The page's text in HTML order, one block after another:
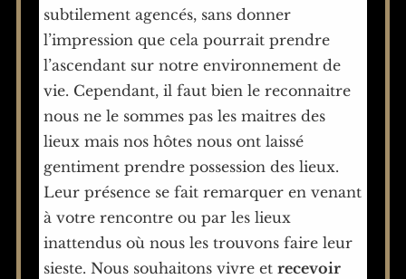
subtilement agencés, sans donner
l’impression que cela pourrait prendre
l’ascendant sur notre environnement de
vie. Cependant, il faut bien le reconnaitre
nous ne le sommes pas les maitres des
lieux mais nos hôtes nous ont laissé
gentiment prendre possession des lieux.
Leur présence se fait remarquer en venant
à votre rencontre ou par les lieux
inattendus où nous les trouvons faire leur
sieste. Nous souhaitons vivre et recevoir